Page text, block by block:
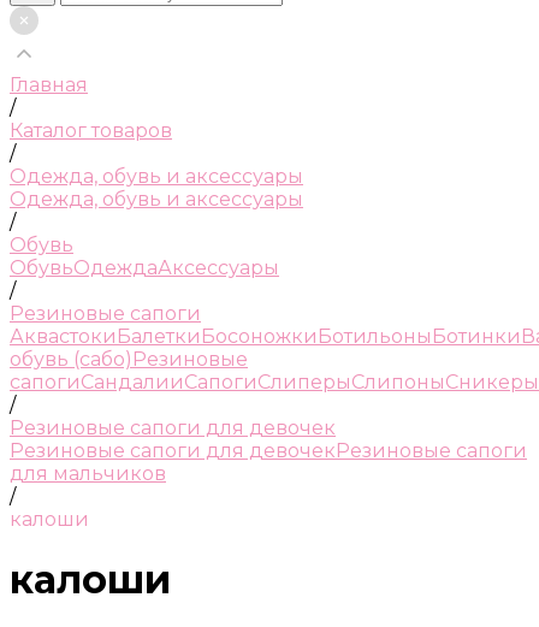
Главная
/
Каталог товаров
/
Одежда, обувь и аксессуары
Одежда, обувь и аксессуары
/
Обувь
ОбувьОдеждаАксессуары
/
Резиновые сапоги
Аквастоки Балетки Босоножки Ботильоны Ботинки
обувь (сабо) Резиновые
сапогиСандалииСапогиСлиперыСлипоныСникеры
/
Резиновые сапоги для девочек
Резиновые сапоги для девочекРезиновые сапоги
для мальчиков
/
калоши
калоши